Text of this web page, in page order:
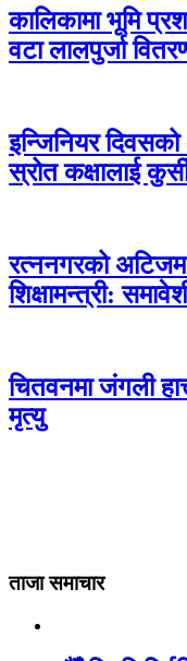
कालिकामा भूमि
वटा लालपुर्जा
इन्जिनियर
स्रोत कक्षालाई
रत्ननगरको
शिक्षामन्त्री:
चितवनमा जंगली
मृत्यु
ताजा समाचार